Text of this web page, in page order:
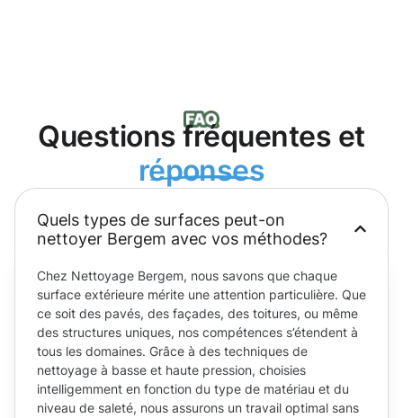
Questions fréquentes et
réponses
Quels types de surfaces peut-on
nettoyer Bergem avec vos méthodes?
Chez Nettoyage Bergem, nous savons que chaque
surface extérieure mérite une attention particulière. Que
ce soit des pavés, des façades, des toitures, ou même
des structures uniques, nos compétences s’étendent à
tous les domaines. Grâce à des techniques de
nettoyage à basse et haute pression, choisies
intelligemment en fonction du type de matériau et du
niveau de saleté, nous assurons un travail optimal sans